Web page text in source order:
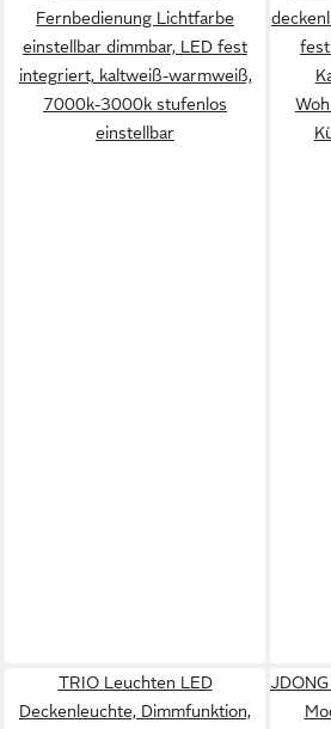
Fernbedienung Lichtfarbe
einstellbar dimmbar, LED fest
integriert, kaltweiß-warmweiß,
7000k-3000k stufenlos
einstellbar
TRIO Leuchten LED
Deckenleuchte, Dimmfunktion,